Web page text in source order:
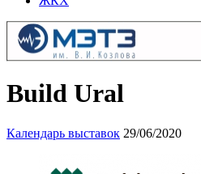
Build Ural
Календарь выставок 29/06/2020